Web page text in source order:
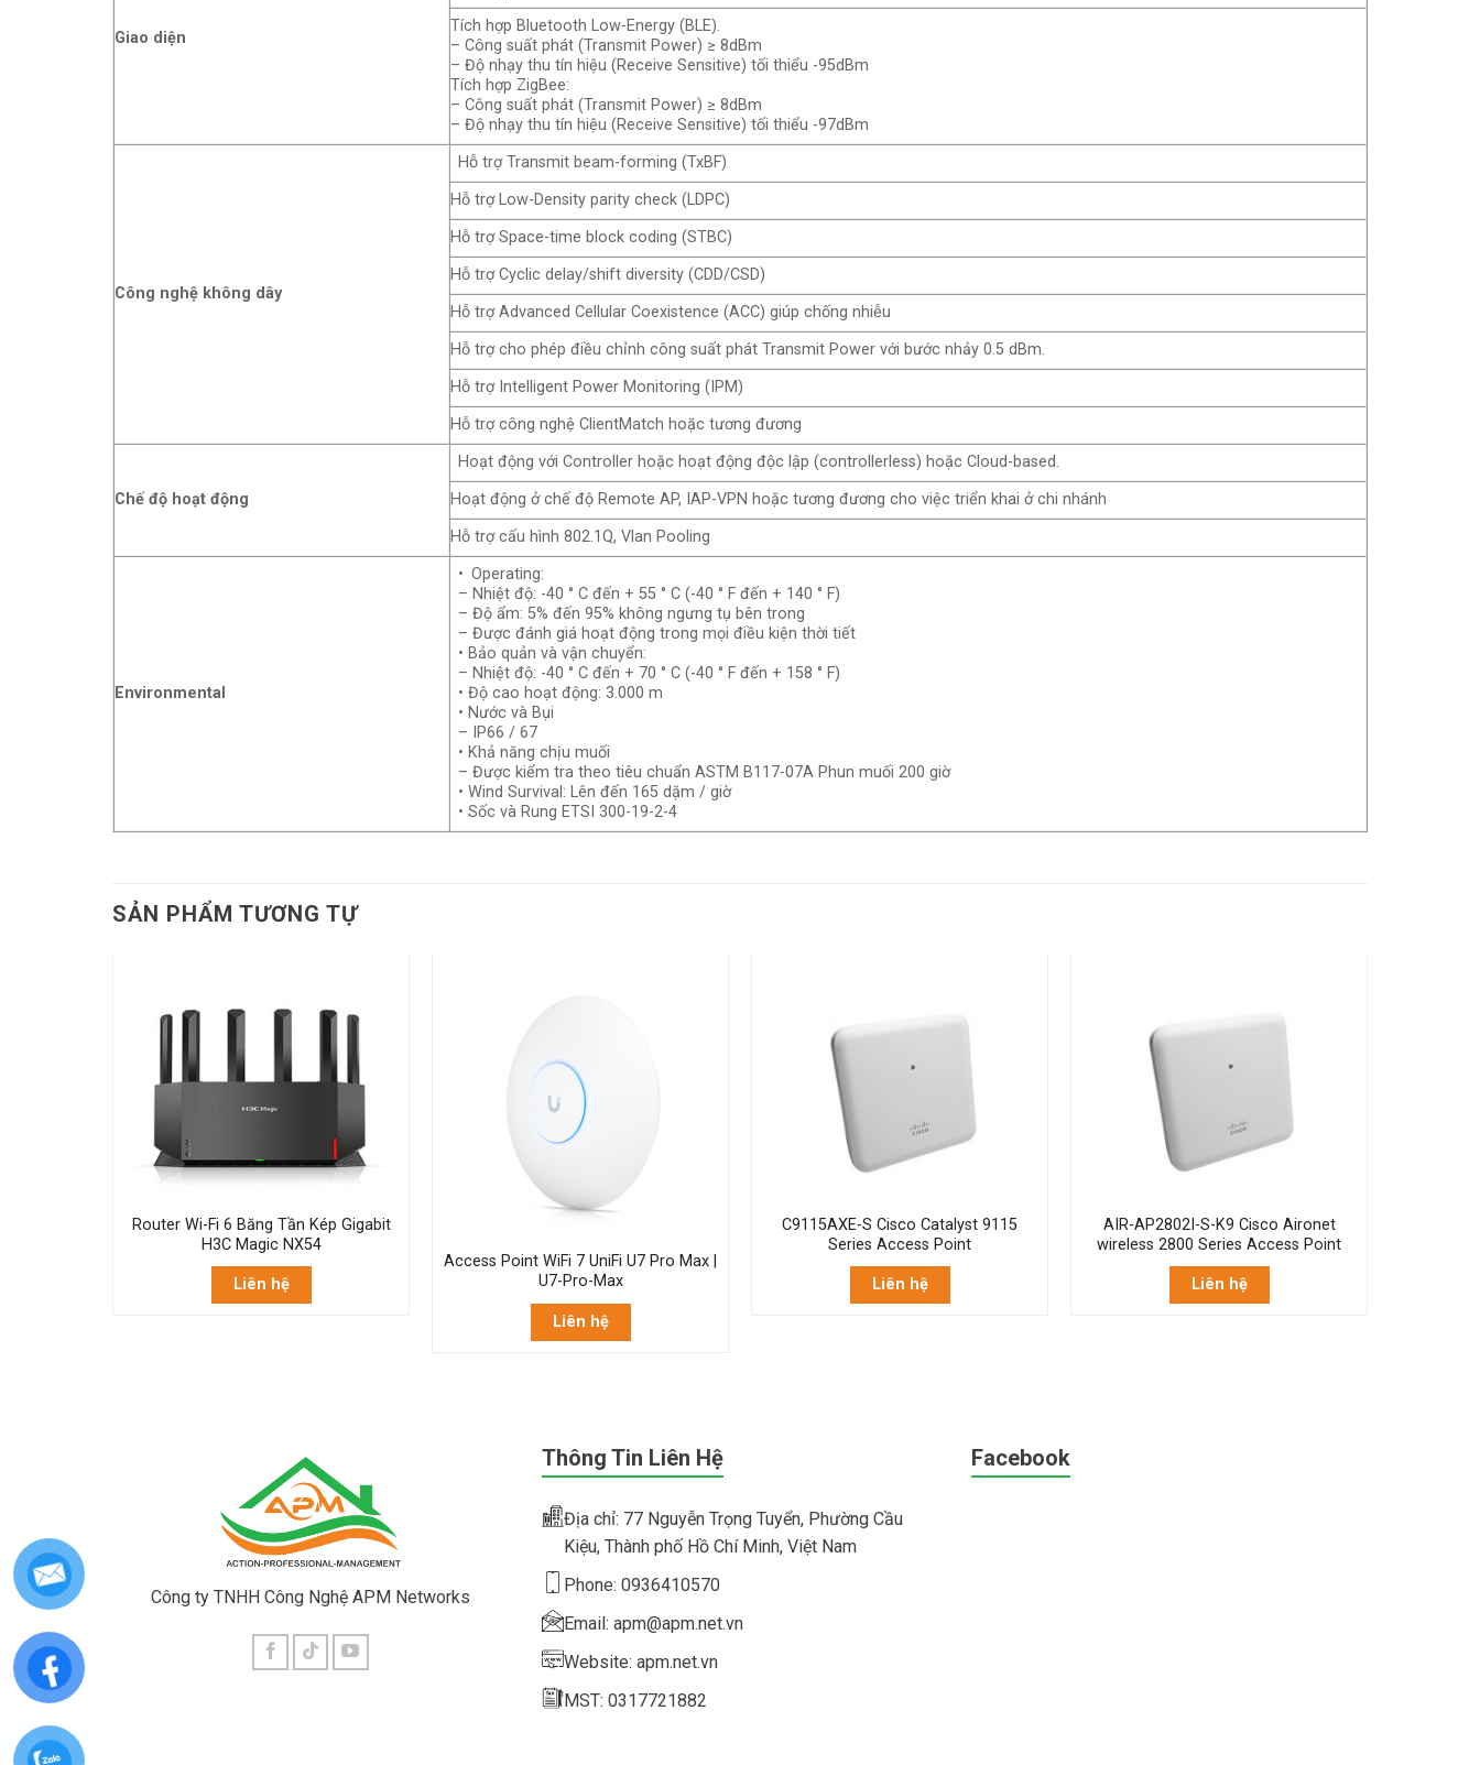
Giao diện
Tích hợp Bluetooth Low-Energy (BLE).
– Công suất phát (Transmit Power) ≥ 8dBm
– Độ nhạy thu tín hiệu (Receive Sensitive) tối thiểu -95dBm
Tích hợp ZigBee:
– Công suất phát (Transmit Power) ≥ 8dBm
– Độ nhạy thu tín hiệu (Receive Sensitive) tối thiểu -97dBm
Công nghệ không dây
Hỗ trợ Transmit beam-forming (TxBF)
Hỗ trợ Low-Density parity check (LDPC)
Hỗ trợ Space-time block coding (STBC)
Hỗ trợ Cyclic delay/shift diversity (CDD/CSD)
Hỗ trợ Advanced Cellular Coexistence (ACC) giúp chống nhiễu
Hỗ trợ cho phép điều chỉnh công suất phát Transmit Power với bước nhảy 0.5 dBm.
Hỗ trợ Intelligent Power Monitoring (IPM)
Hỗ trợ công nghệ ClientMatch hoặc tương đương
Chế độ hoạt động
Hoạt động với Controller hoặc hoạt động độc lập (controllerless) hoặc Cloud-based.
Hoạt động ở chế độ Remote AP, IAP-VPN hoặc tương đương cho việc triển khai ở chi nhánh
Hỗ trợ cấu hình 802.1Q, Vlan Pooling
Environmental
• Operating:
– Nhiệt độ: -40 ° C đến + 55 ° C (-40 ° F đến + 140 ° F)
– Độ ẩm: 5% đến 95% không ngưng tụ bên trong
– Được đánh giá hoạt động trong mọi điều kiện thời tiết
• Bảo quản và vận chuyển:
– Nhiệt độ: -40 ° C đến + 70 ° C (-40 ° F đến + 158 ° F)
• Độ cao hoạt động: 3.000 m
• Nước và Bụi
– IP66 / 67
• Khả năng chịu muối
– Được kiểm tra theo tiêu chuẩn ASTM B117-07A Phun muối 200 giờ
• Wind Survival: Lên đến 165 dặm / giờ
• Sốc và Rung ETSI 300-19-2-4
SẢN PHẨM TƯƠNG TỰ
Router Wi-Fi 6 Băng Tần Kép Gigabit
H3C Magic NX54
Liên hệ
Access Point WiFi 7 UniFi U7 Pro Max |
U7-Pro-Max
Liên hệ
C9115AXE-S Cisco Catalyst 9115
Series Access Point
Liên hệ
AIR-AP2802I-S-K9 Cisco Aironet
wireless 2800 Series Access Point
Liên hệ
Công ty TNHH Công Nghệ APM Networks
Thông Tin Liên Hệ
Địa chỉ: 77 Nguyễn Trọng Tuyển, Phường Cầu
Kiệu, Thành phố Hồ Chí Minh, Việt Nam
Phone: 0936410570
Email: apm@apm.net.vn
Website: apm.net.vn
MST: 0317721882
Facebook